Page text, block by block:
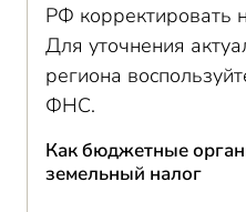
РФ корректировать
Для уточнения
региона
ФНС.
Как бюджетные
земельный налог